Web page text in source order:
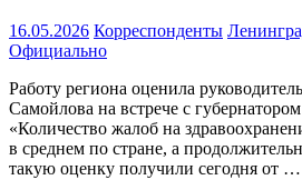
16.05.2026 Корреспонденты
Официально
Работу региона оценила
Самойлова на встрече с
«Количество жалоб на
в среднем по стране, а
такую оценку получили сегодня от …